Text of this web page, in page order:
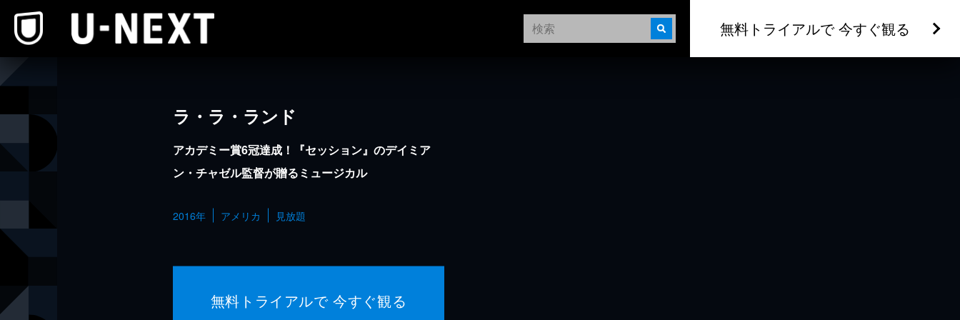
無料トライアルで 今すぐ観る
ラ・ラ・ランド
アカデミー賞6冠達成！『セッション』のデイミア
ン・チャゼル監督が贈るミュージカル
2016年 アメリカ 見放題
無料トライアルで 今すぐ観る